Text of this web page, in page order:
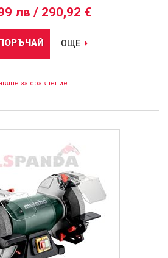
лв / 290,92 €
ОЩЕ
за сравнение